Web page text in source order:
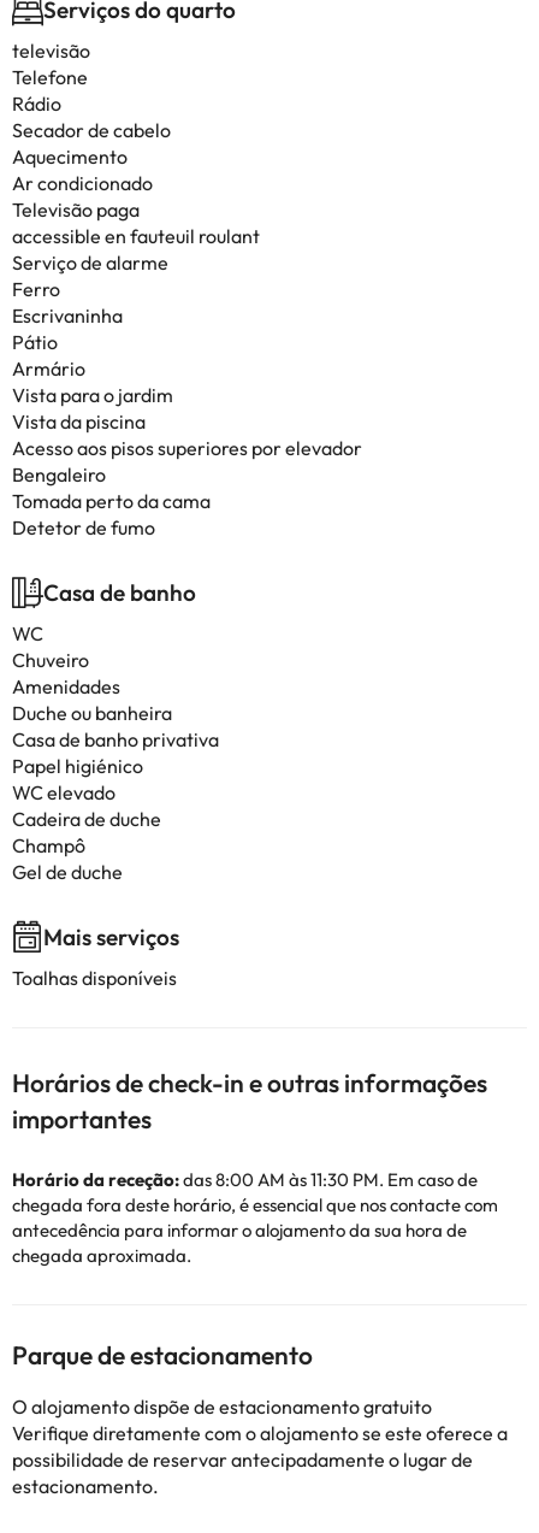
Serviços do quarto
televisão
Telefone
Rádio
Secador de cabelo
Aquecimento
Ar condicionado
Televisão paga
accessible en fauteuil roulant
Serviço de alarme
Ferro
Escrivaninha
Pátio
Armário
Vista para o jardim
Vista da piscina
Acesso aos pisos superiores por elevador
Bengaleiro
Tomada perto da cama
Detetor de fumo
Casa de banho
WC
Chuveiro
Amenidades
Duche ou banheira
Casa de banho privativa
Papel higiénico
WC elevado
Cadeira de duche
Champô
Gel de duche
Mais serviços
Toalhas disponíveis
Horários de check-in e outras informações
importantes
Horário da receção:das 8:00 AM às 11:30 PM. Em caso de
chegada fora deste horário, é essencial que nos contacte com
antecedência para informar o alojamento da sua hora de
chegada aproximada.
Parque de estacionamento
O alojamento dispõe de estacionamento gratuito
Verifique diretamente com o alojamento se este oferece a
possibilidade de reservar antecipadamente o lugar de
estacionamento.